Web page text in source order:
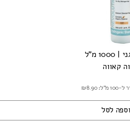
מ"ל
קאווה
מ"ל: ₪8.90
לסל